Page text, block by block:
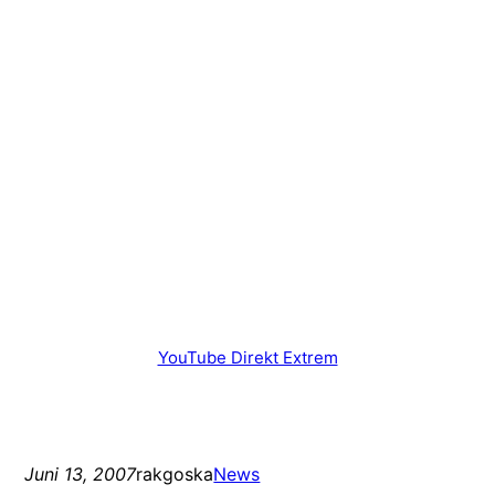
YouTube Direkt Extrem
Juni 13, 2007rakgoskaNews